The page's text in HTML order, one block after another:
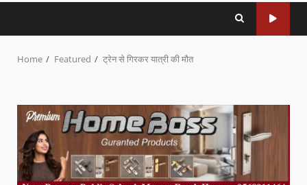
Home Featured ट्रेन से गिरकर यात्री की मौत